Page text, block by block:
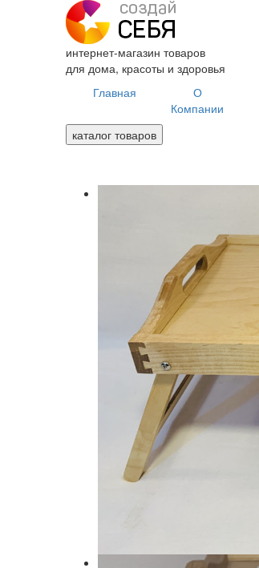
интернет-магазин товаров
для дома, красоты и здоровья
Главная
О
Компании
каталог товаров